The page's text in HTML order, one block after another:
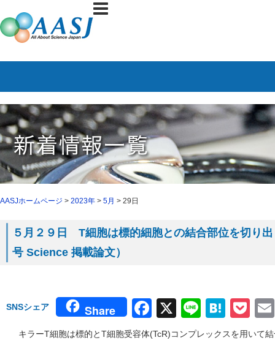
AASJホームページ > 2023年 > 5月 > 29日
５月２９日 T細胞は標的細胞との結合部位を切り
号 Science 掲載論文）
SNSシェア Share Facebook
X Line
キラーT細胞は標的とT細胞受容体(TcR)コンプレックスを用いて